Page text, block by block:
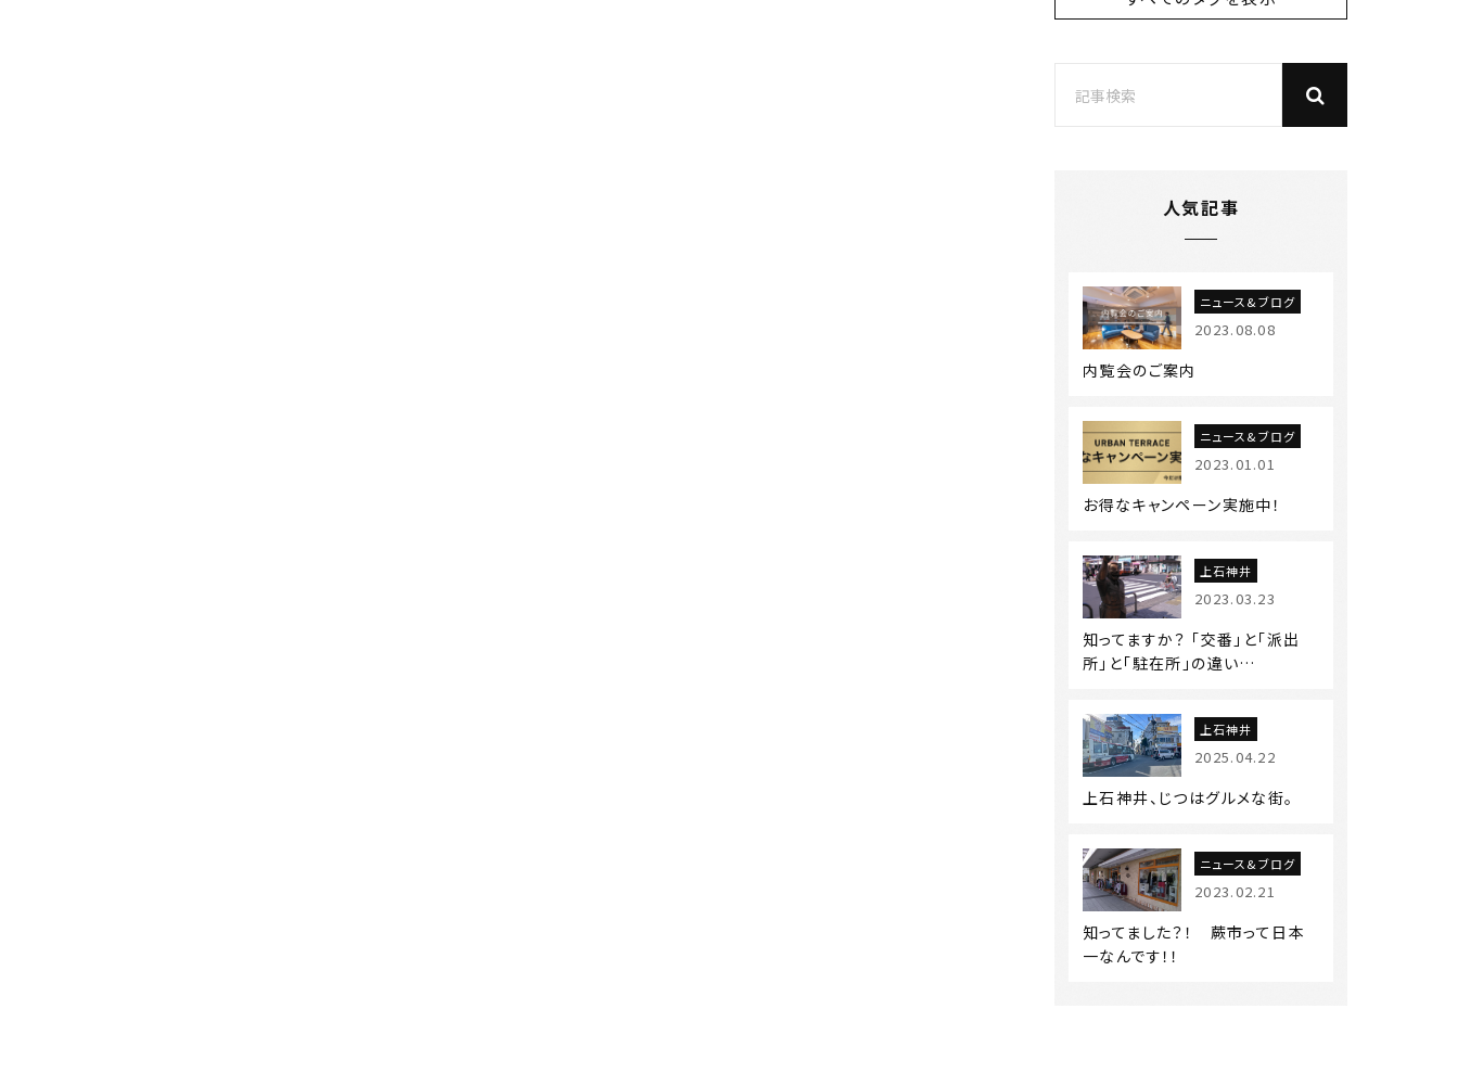
人気記事
ニュース&ブログ
2023.08.08
内覧会のご案内
ニュース&ブログ
2023.01.01
お得なキャンペーン実施中！
上石神井
2023.03.23
知ってますか？ 「交番」と「派出
所」と「駐在所」の違い…
上石神井
2025.04.22
上石神井、じつはグルメな街。
ニュース&ブログ
2023.02.21
知ってました？！ 蕨市って日本
一なんです！！